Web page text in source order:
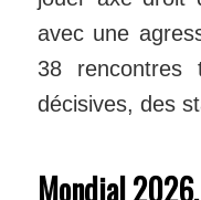
avec une
38 rencontres
décisives, des
Mondial